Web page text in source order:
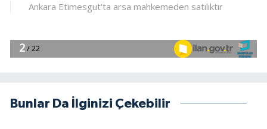
Bunlar Da İlginizi Çekebilir